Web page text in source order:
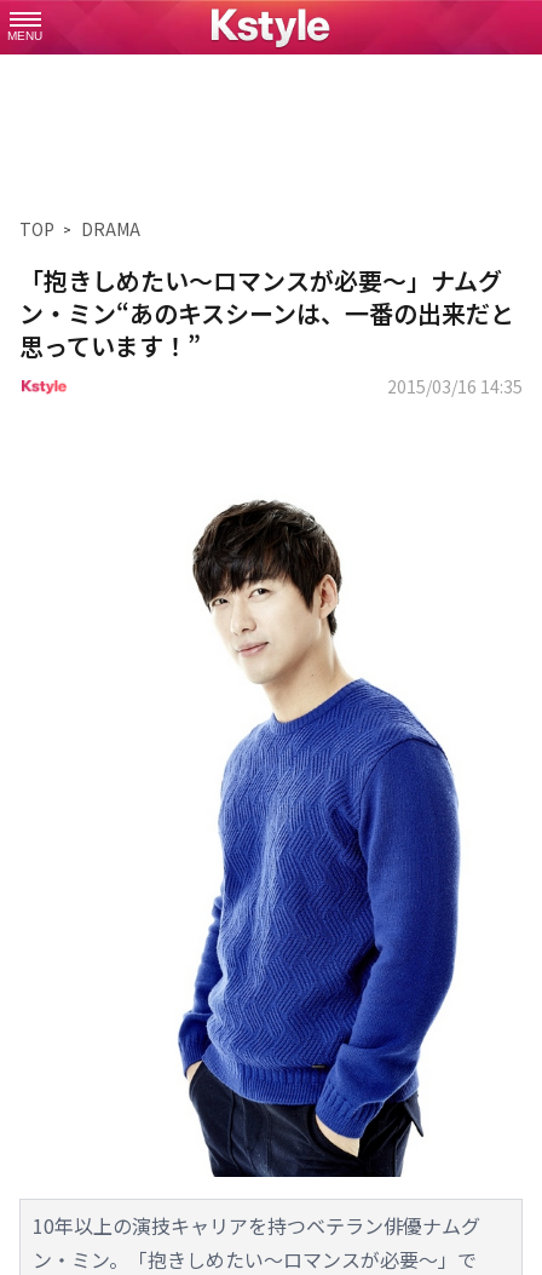
MENU
TOP DRAMA
「抱きしめたい～ロマンスが必要～」ナムグ
ン・ミン“あのキスシーンは、一番の出来だと
思っています！”
2015/03/16 14:35
10年以上の演技キャリアを持つベテラン俳優ナムグ
ン・ミン。「抱きしめたい～ロマンスが必要～」で